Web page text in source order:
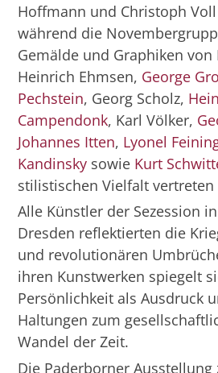
Hoffmann und Christoph
während die
Gemälde und Graphiken von
Heinrich Ehmsen, George
Pechstein, Georg Scholz,
Campendonk, Karl Völker,
Johannes Itten, Lyonel
Kandinsky sowie Kurt
stilistischen Vielfalt vertreten
Alle Künstler der Sezession
Dresden reflektierten die
und revolutionären
ihren Kunstwerken spiegelt
Persönlichkeit als Ausdruck
Haltungen zum
Wandel der Zeit.
Die Paderborner Ausstellung